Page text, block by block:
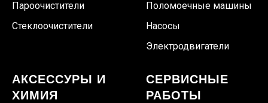
Пароочистители
Стеклоочистители
Поломоечные машины
Насосы
Электродвигатели
АКСЕССУРЫ И
ХИМИЯ
СЕРВИСНЫЕ
РАБОТЫ